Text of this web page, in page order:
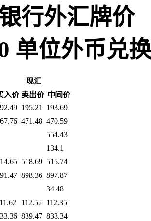
行外汇牌价
单位外币兑
现汇
入价 卖出价 中间价
195.21
193.69
471.48 470.59
554.43
134.1
518.69 515.74
898.36 897.87
34.48
112.52
112.35
839.47 838.34